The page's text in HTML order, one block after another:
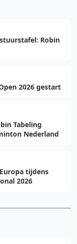
Robin
2026 gestart
Tabeling
Nederland
tijdens
2026